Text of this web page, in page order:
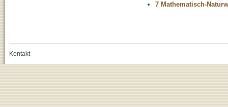
7 Mathematisch-
Kontakt